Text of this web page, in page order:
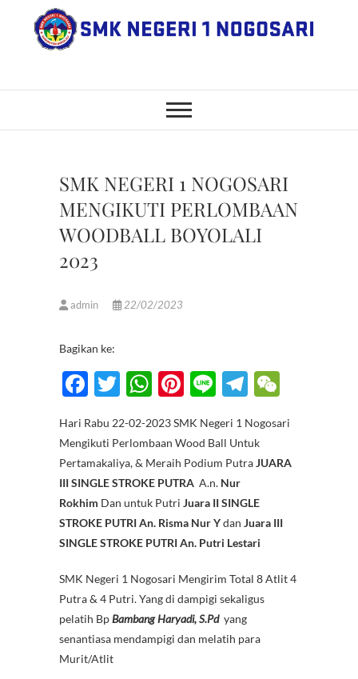
SMK Negeri 1
Nogosari
BOYOLALI
SMK NEGERI 1 NOGOSARI
MENGIKUTI PERLOMBAAN
WOODBALL BOYOLALI
2023
admin 22/02/2023
Bagikan ke:
F
e
b
o
o
k
T
itt
er
W
at
s
A
p
p
Pi
er
es
t
Li
e
T
e
gr
m
C
h
Hari Rabu 22-02-2023 SMK Negeri 1 Nogosari
Mengikuti Perlombaan Wood Ball Untuk
Pertamakaliya, & Meraih Podium PutraJUARA
III SINGLE STROKE PUTRA A.n. Nur
Rokhim Dan untuk Putri Juara II SINGLE
STROKE PUTRI An. Risma Nur Ydan Juara III
SINGLE STROKE PUTRI An. Putri Lestari
SMK Negeri 1 Nogosari Mengirim Total 8 Atlit 4
Putra & 4 Putri. Yang di dampigi sekaligus
pelatih BpBambang Haryadi, S.Pd yang
senantiasa mendampigi dan melatih para
Murit/Atlit